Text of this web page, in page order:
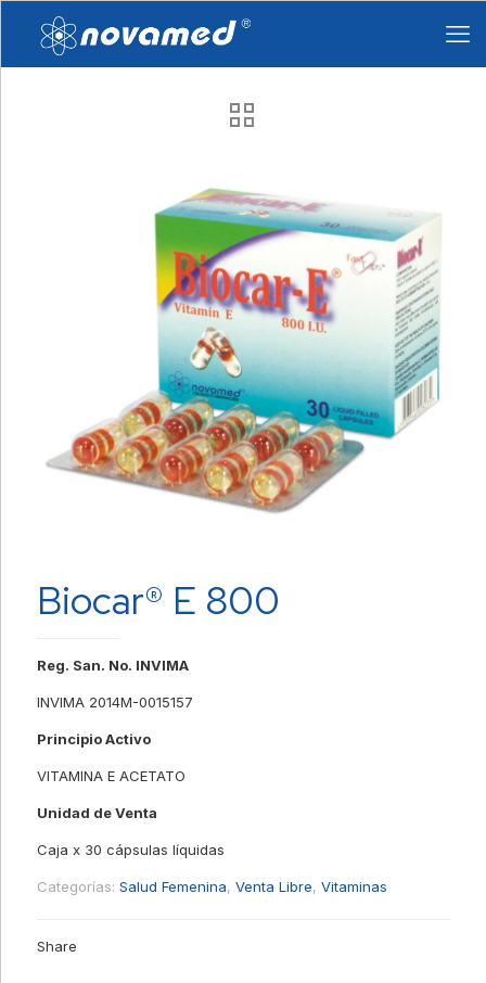
Biocar® E 800
Reg. San. No. INVIMA
INVIMA 2014M-0015157
Principio Activo
VITAMINA E ACETATO
Unidad de Venta
Caja x 30 cápsulas líquidas
Categorías: Salud Femenina, Venta Libre, Vitaminas
Share